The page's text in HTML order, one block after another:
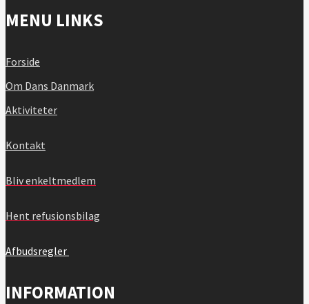
MENU LINKS
Forside
Om Dans Danmark
Aktiviteter
Kontakt
Bliv enkeltmedlem
Hent refusionsbilag
Afbudsregler
INFORMATION